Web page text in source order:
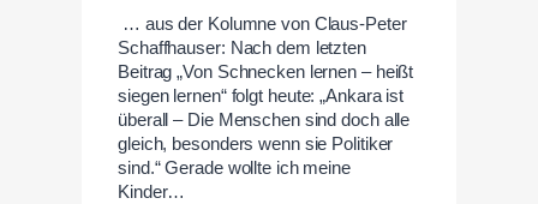
… aus der Kolumne von Claus-Peter
Schaffhauser: Nach dem letzten
Beitrag „Von Schnecken lernen – heißt
siegen lernen“ folgt heute: „Ankara ist
überall – Die Menschen sind doch alle
gleich, besonders wenn sie Politiker
sind.“ Gerade wollte ich meine
Kinder…